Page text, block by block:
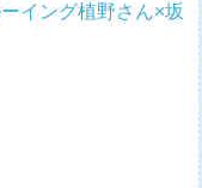
イング植野さん×坂